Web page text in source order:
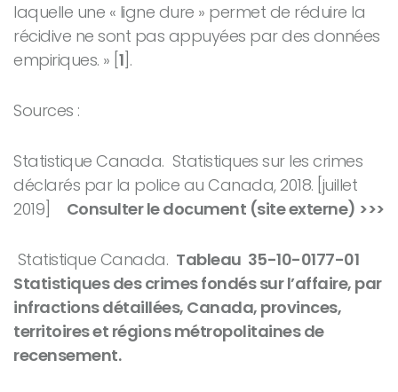
laquelle une « ligne dure » permet de réduire la
récidive ne sont pas appuyées par des données
empiriques. » [ 1 ].
Sources :
Statistique Canada. Statistiques sur les crimes
déclarés par la police au Canada, 2018. [juillet
2019] Consulter le document (site externe) >>>
Statistique Canada. Tableau 35-10-0177-01
Statistiques des crimes fondés sur l’affaire, par
infractions détaillées, Canada, provinces,
territoires et régions métropolitaines de
recensement.